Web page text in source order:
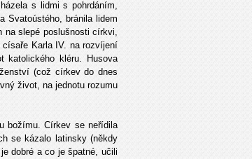
s lidmi s pohrdáním,
Svatoústého, bránila lidem
na slepé poslušnosti církvi,
Karla IV. na rozvíjení
katolického kléru. Husova
(což církev do dnes
život, na jednotu rozumu
božímu. Církev se neřídila
se kázalo latinsky (někdy
dobré a co je špatné, učili